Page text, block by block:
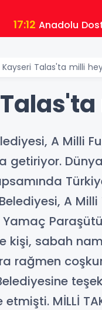
17:12 Anadolu
Kayseri Talas'ta milli
A Milli
getiriyor.
A
kişi, sabah
rağmen
MİLLİ